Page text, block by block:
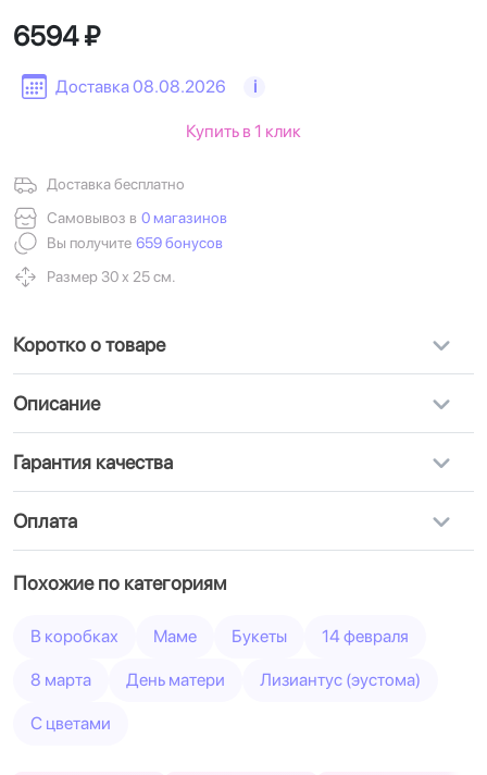
Доставка 08.08.2026 i
6594 ₽
Доставка бесплатно
Самовывоз в 0 магазинов
Вы получите 659 бонусов
Размер 30 х 25 см.
Купить в 1 клик
Коротко о товаре
Описание
Гарантия качества
Оплата
Похожие по категориям
В коробках Маме Букеты 14 февраля
8 марта День матери Лизиантус (эустома)
С цветами